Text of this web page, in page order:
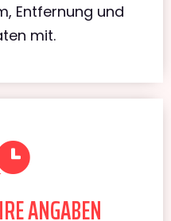
Entfernung und
mit.
ANGABEN